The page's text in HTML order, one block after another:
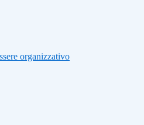
organizzativo